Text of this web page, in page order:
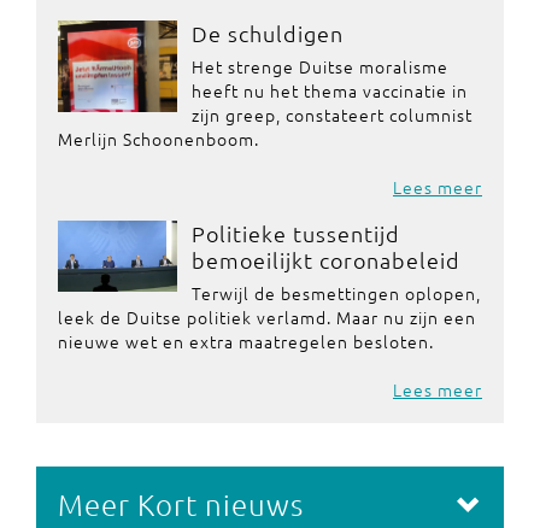
De schuldigen
Het strenge Duitse moralisme
heeft nu het thema vaccinatie in
zijn greep, constateert columnist
Merlijn Schoonenboom.
Lees meer
Politieke tussentijd
bemoeilijkt coronabeleid
Terwijl de besmettingen oplopen,
leek de Duitse politiek verlamd. Maar nu zijn een
nieuwe wet en extra maatregelen besloten.
Lees meer
Meer Kort nieuws